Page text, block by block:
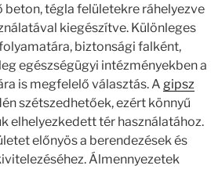
tégla felületekre ráhelyezve
kiegészítve. Különleges
biztonsági falként,
egészségügyi intézményekben a
is megfelelő választás. A gipsz
szétszedhetőek, ezért könnyű
elhelyezkedett tér használatához.
előnyös a berendezések és
Álmennyezetek